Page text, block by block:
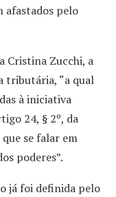
afastados pelo
Cristina Zucchi, a
tributária, “a qual
à iniciativa
24, § 2º, da
se falar em
poderes”.
já foi definida pelo